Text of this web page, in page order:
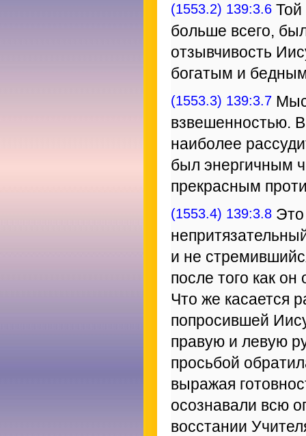
(1553.2) 139:3.6 Той
больше всего,
отзывчивость
богатым и
(1553.3) 139:3.7
взвешенностью.
наиболее
был энергичным
прекрасным
(1553.4) 139:3.8
и не
после того как
Что же касается
попросившей
правую и левую
просьбой
выражая
осознавали всю
восстании